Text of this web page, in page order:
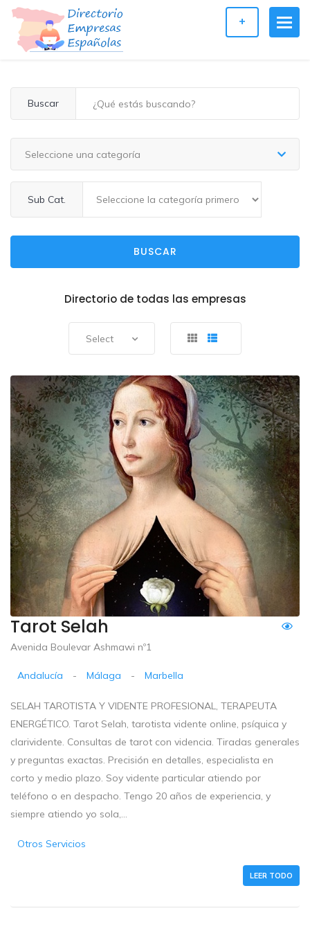
+
Buscar
Seleccione una categoría
Sub Cat.
BUSCAR
Directorio de todas las empresas
Select
Tarot Selah
Avenida Boulevar Ashmawi nº1
Andalucía - Málaga - Marbella
SELAH TAROTISTA Y VIDENTE PROFESIONAL, TERAPEUTA
ENERGÉTICO. Tarot Selah, tarotista vidente online, psíquica y
clarividente. Consultas de tarot con videncia. Tiradas generales
y preguntas exactas. Precisión en detalles, especialista en
corto y medio plazo. Soy vidente particular atiendo por
teléfono o en despacho. Tengo 20 años de experiencia, y
siempre atiendo yo sola,...
Otros Servicios
LEER TODO